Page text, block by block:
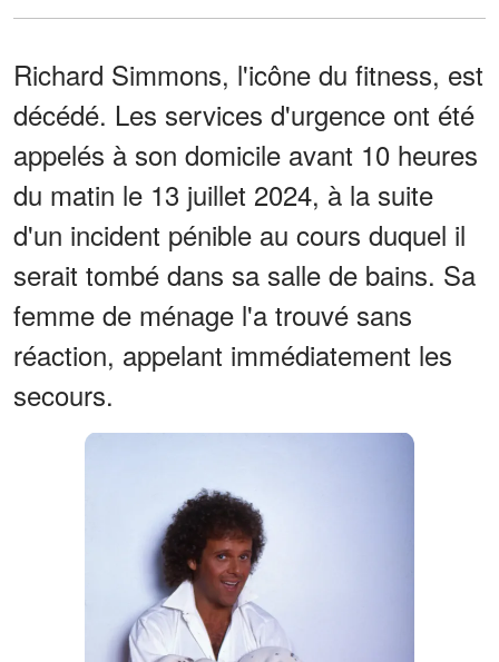
Richard Simmons, l'icône du fitness, est
décédé. Les services d'urgence ont été
appelés à son domicile avant 10 heures
du matin le 13 juillet 2024, à la suite
d'un incident pénible au cours duquel il
serait tombé dans sa salle de bains. Sa
femme de ménage l'a trouvé sans
réaction, appelant immédiatement les
secours.